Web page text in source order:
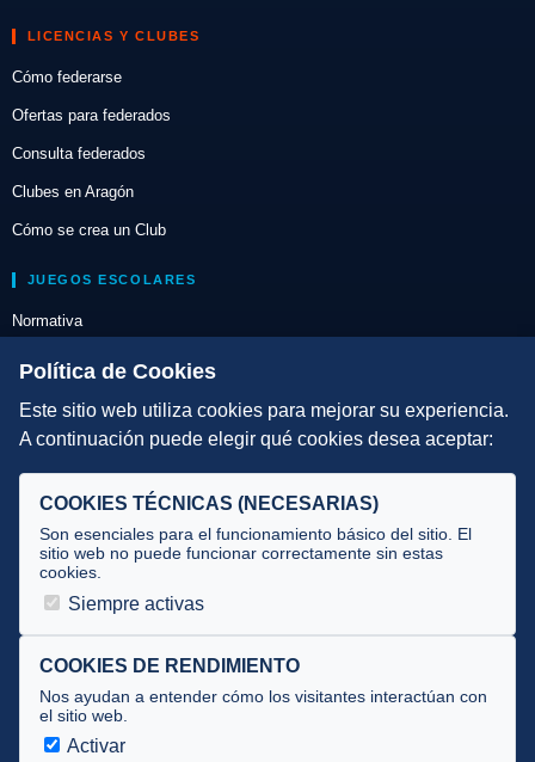
LICENCIAS Y CLUBES
Cómo federarse
Ofertas para federados
Consulta federados
Clubes en Aragón
Cómo se crea un Club
JUEGOS ESCOLARES
Normativa
Escuelas de Triatlón
DIRECCIÓN TÉCNICA
Selecciones
Tecnificación
JUECES Y OFICIALES
Documentos
Cursos
Circulares oficiales
Política de Cookies
Este sitio web utiliza cookies para mejorar su experiencia.
A continuación puede elegir qué cookies desea aceptar:
COOKIES TÉCNICAS (NECESARIAS)
Son esenciales para el funcionamiento básico del sitio. El
sitio web no puede funcionar correctamente sin estas
cookies.
Siempre activas
COOKIES DE RENDIMIENTO
Nos ayudan a entender cómo los visitantes interactúan con
el sitio web.
Activar